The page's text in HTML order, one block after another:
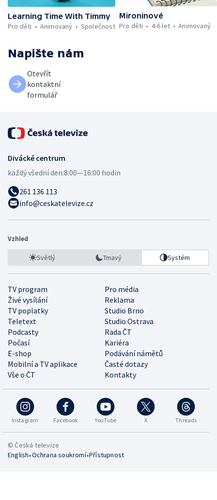
Learning Time With Timmy
Pro děti
Animovaný Společnost
Mironinové
Pro děti
4-6 let Animovaný
Napište nám
Otevřít
kontaktní
formulář
Divácké centrum
každý všední den:8:00—16:00 hodin
261 136 113
info@ceskatelevize.cz
Vzhled
Světlý Tmavý Systém
TV program
Pro média
Živé vysílání
Reklama
TV poplatky
Studio Brno
Teletext
Studio Ostrava
Podcasty
Rada ČT
Počasí
Kariéra
E-shop
Podávání námětů
Mobilní a TV aplikace
Časté dotazy
Vše o ČT
Kontakty
Instagram Facebook YouTube X Threads
© Česká televize
English•Ochrana soukromí•Přístupnost